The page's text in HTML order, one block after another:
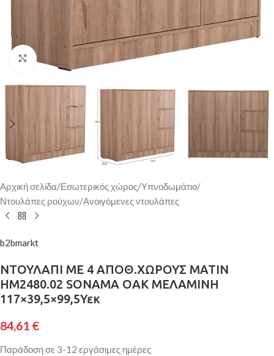
Κάντε κλικ για μεγέθυνση
Αρχική σελίδα/Εσωτερικός χώρος/Υπνοδωμάτιο/
Ντουλάπες ρούχων/Ανοιγόμενες ντουλάπες
b2bmarkt
ΝΤΟΥΛΑΠΙ ΜΕ 4 ΑΠΟΘ.ΧΩΡΟΥΣ MATIN
HM2480.02 SONAMA OAK ΜΕΛΑΜΙΝΗ
117×39,5×99,5Υεκ
84,61 €
Παράδοση σε 3-12 εργάσιμες ημέρες